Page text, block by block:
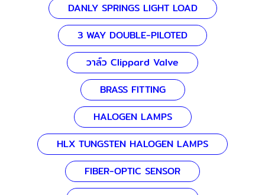
DANLY SPRINGS LIGHT LOAD
3 WAY DOUBLE-PILOTED
วาล์ว Clippard Valve
BRASS FITTING
HALOGEN LAMPS
HLX TUNGSTEN HALOGEN LAMPS
FIBER-OPTIC SENSOR